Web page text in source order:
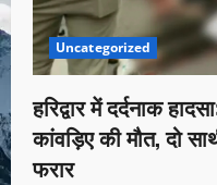
Uncategorized
हरिद्वार में दर्दनाक
कांवड़िए की मौत, दो
फरार